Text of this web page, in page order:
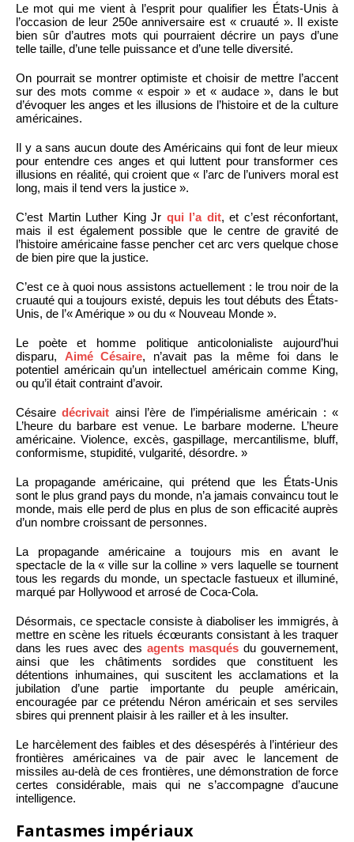
Le mot qui me vient à l’esprit pour qualifier les États-Unis à
l’occasion de leur 250e anniversaire est « cruauté ». Il existe
bien sûr d’autres mots qui pourraient décrire un pays d’une
telle taille, d’une telle puissance et d’une telle diversité.
On pourrait se montrer optimiste et choisir de mettre l’accent
sur des mots comme « espoir » et « audace », dans le but
d’évoquer les anges et les illusions de l’histoire et de la culture
américaines.
Il y a sans aucun doute des Américains qui font de leur mieux
pour entendre ces anges et qui luttent pour transformer ces
illusions en réalité, qui croient que « l’arc de l’univers moral est
long, mais il tend vers la justice ».
C’est Martin Luther King Jr qui l’a dit, et c’est réconfortant,
mais il est également possible que le centre de gravité de
l’histoire américaine fasse pencher cet arc vers quelque chose
de bien pire que la justice.
C’est ce à quoi nous assistons actuellement : le trou noir de la
cruauté qui a toujours existé, depuis les tout débuts des États-
Unis, de l’« Amérique » ou du « Nouveau Monde ».
Le poète et homme politique anticolonialiste aujourd’hui
disparu, Aimé Césaire, n’avait pas la même foi dans le
potentiel américain qu’un intellectuel américain comme King,
ou qu’il était contraint d’avoir.
Césairedécrivait ainsi l’ère de l’impérialisme américain : «
L’heure du barbare est venue. Le barbare moderne. L’heure
américaine. Violence, excès, gaspillage, mercantilisme, bluff,
conformisme, stupidité, vulgarité, désordre. »
La propagande américaine, qui prétend que les États-Unis
sont le plus grand pays du monde, n’a jamais convaincu tout le
monde, mais elle perd de plus en plus de son efficacité auprès
d’un nombre croissant de personnes.
La propagande américaine a toujours mis en avant le
spectacle de la « ville sur la colline » vers laquelle se tournent
tous les regards du monde, un spectacle fastueux et illuminé,
marqué par Hollywood et arrosé de Coca-Cola.
Désormais, ce spectacle consiste à diaboliser les immigrés, à
mettre en scène les rituels écœurants consistant à les traquer
dans les rues avec des agents masqués du gouvernement,
ainsi que les châtiments sordides que constituent les
détentions inhumaines, qui suscitent les acclamations et la
jubilation d’une partie importante du peuple américain,
encouragée par ce prétendu Néron américain et ses serviles
sbires qui prennent plaisir à les railler et à les insulter.
Le harcèlement des faibles et des désespérés à l’intérieur des
frontières américaines va de pair avec le lancement de
missiles au-delà de ces frontières, une démonstration de force
certes considérable, mais qui ne s’accompagne d’aucune
intelligence.
Fantasmes impériaux